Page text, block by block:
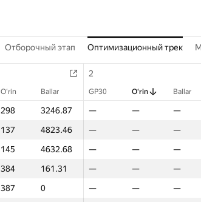
Отборочный этап Оптимизационный трек
2
O‘rin Ballar GP30 O‘rin Ballar
298 3246.87 — — —
137 4823.46 — — —
145 4632.68 — — —
384 161.31 — — —
387 0 — — —